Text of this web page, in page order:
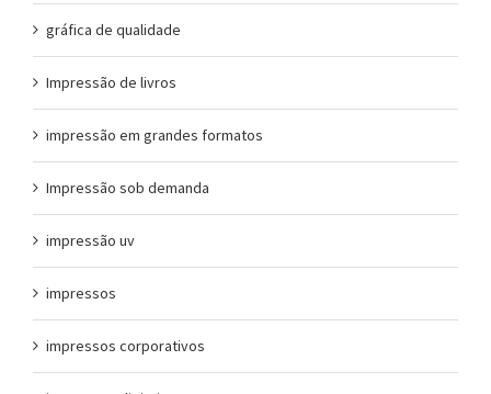
gráfica de qualidade
Impressão de livros
impressão em grandes formatos
Impressão sob demanda
impressão uv
impressos
impressos corporativos